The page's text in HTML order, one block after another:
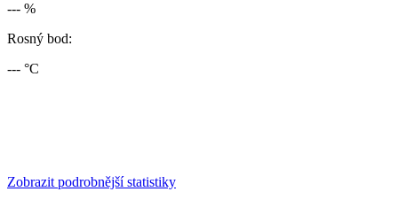
--- %
Rosný bod:
--- °C
Zobrazit podrobnější statistiky